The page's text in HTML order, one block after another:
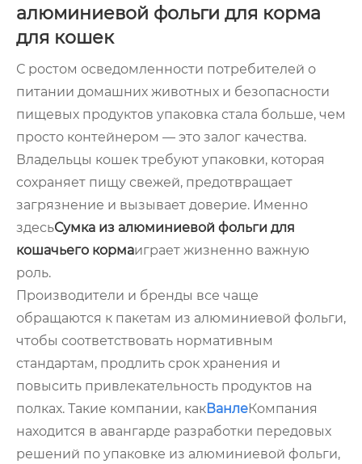
алюминиевой фольги для корма
для кошек
С ростом осведомленности потребителей о
питании домашних животных и безопасности
пищевых продуктов упаковка стала больше, чем
просто контейнером — это залог качества.
Владельцы кошек требуют упаковки, которая
сохраняет пищу свежей, предотвращает
загрязнение и вызывает доверие. Именно
здесьСумка из алюминиевой фольги для
кошачьего кормаиграет жизненно важную
роль.
Производители и бренды все чаще
обращаются к пакетам из алюминиевой фольги,
чтобы соответствовать нормативным
стандартам, продлить срок хранения и
повысить привлекательность продуктов на
полках. Такие компании, какВанлеКомпания
находится в авангарде разработки передовых
решений по упаковке из алюминиевой фольги,